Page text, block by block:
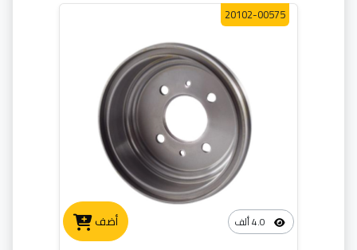
أضف
20102-00575